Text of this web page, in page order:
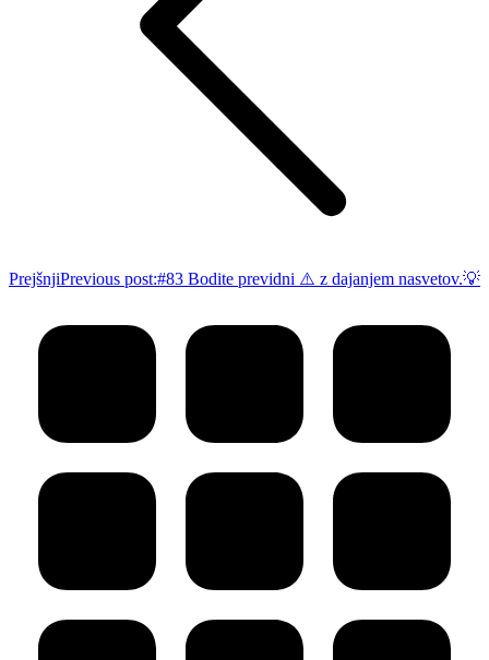
PrejšnjiPrevious post:#83 Bodite previdni ⚠️ z dajanjem nasvetov.💡